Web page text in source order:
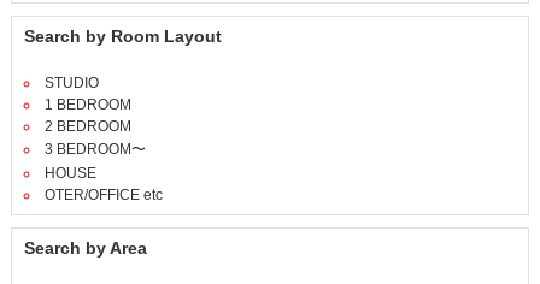
Search by Room Layout
STUDIO
1 BEDROOM
2 BEDROOM
3 BEDROOM〜
HOUSE
OTER/OFFICE etc
Search by Area